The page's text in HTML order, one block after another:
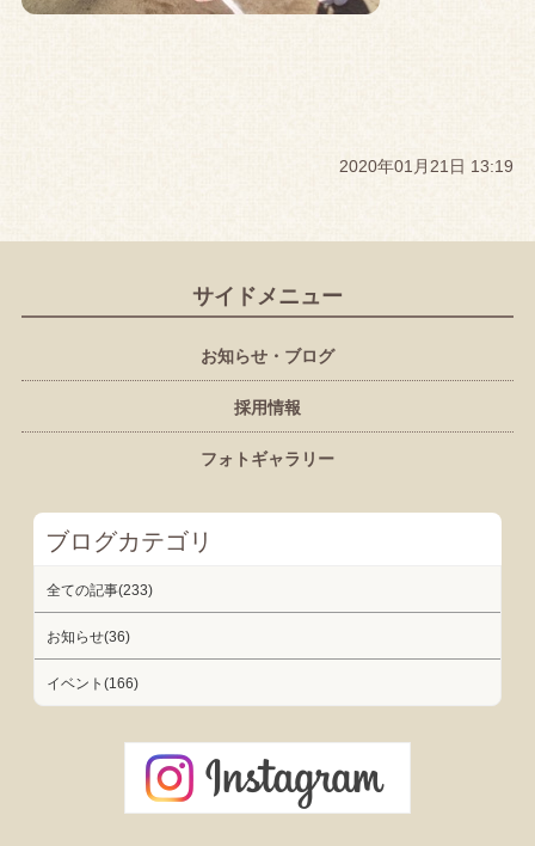
2020年01月21日 13:19
サイドメニュー
お知らせ・ブログ
採用情報
フォトギャラリー
ブログカテゴリ
全ての記事(233)
お知らせ(36)
イベント(166)